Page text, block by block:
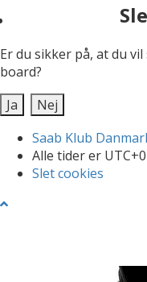
Er du sikker på, at du
board?
Saab Klub
Alle tider er
Slet cookies